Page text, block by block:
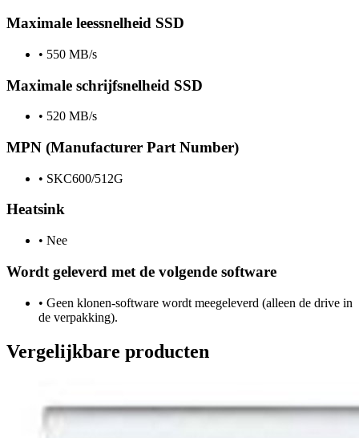
Maximale leessnelheid SSD
• 550 MB/s
Maximale schrijfsnelheid SSD
• 520 MB/s
MPN (Manufacturer Part Number)
• SKC600/512G
Heatsink
• Nee
Wordt geleverd met de volgende software
• Geen klonen-software wordt meegeleverd (alleen de drive in
de verpakking).
Vergelijkbare producten